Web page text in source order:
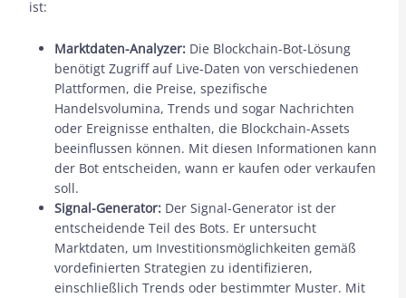
ist:
Marktdaten-Analyzer: Die Blockchain-Bot-Lösung
benötigt Zugriff auf Live-Daten von verschiedenen
Plattformen, die Preise, spezifische
Handelsvolumina, Trends und sogar Nachrichten
oder Ereignisse enthalten, die Blockchain-Assets
beeinflussen können. Mit diesen Informationen kann
der Bot entscheiden, wann er kaufen oder verkaufen
soll.
Signal-Generator: Der Signal-Generator ist der
entscheidende Teil des Bots. Er untersucht
Marktdaten, um Investitionsmöglichkeiten gemäß
vordefinierten Strategien zu identifizieren,
einschließlich Trends oder bestimmter Muster. Mit